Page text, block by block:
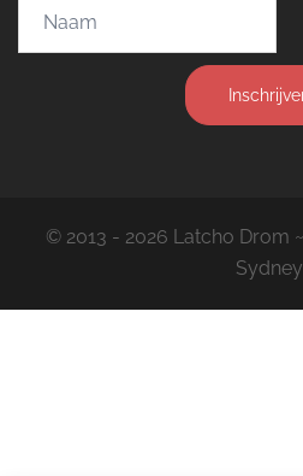
© 2013 - 2026 Latcho Drom
Sydney